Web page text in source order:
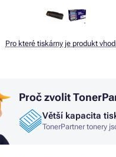
Pro které tiskárny je produkt
Proč zvolit
Větší kapacita
TonerPartner tonery